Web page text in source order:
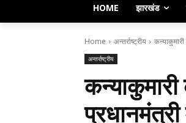
HOME झारखंड
Home अन्तर्राष्ट्रीय
अन्तर्राष्ट्रीय